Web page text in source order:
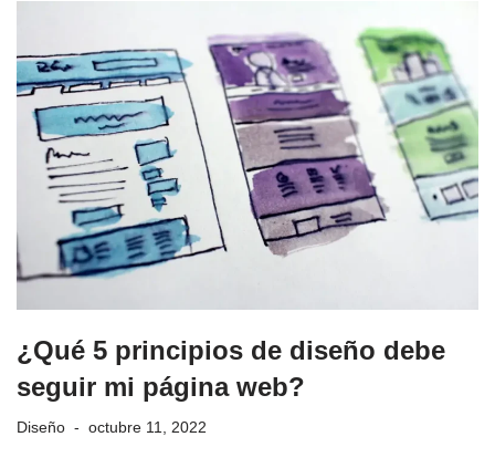
¿Qué 5 principios de diseño debe
seguir mi página web?
Diseño octubre 11, 2022